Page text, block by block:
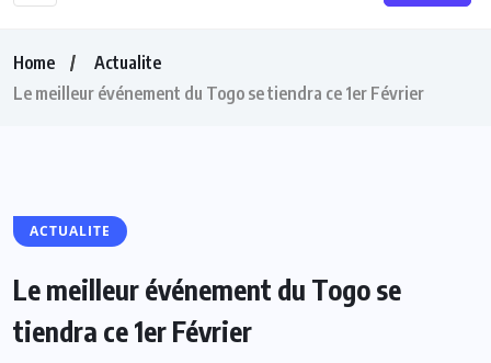
Home
Actualite
Le meilleur événement du Togo se tiendra ce 1er Février
ACTUALITE
Le meilleur événement du Togo se
tiendra ce 1er Février